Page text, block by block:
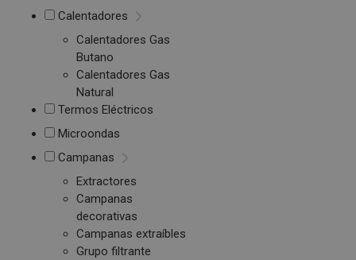
Calentadores
Calentadores Gas
Butano
Calentadores Gas
Natural
Termos Eléctricos
Microondas
Campanas
Extractores
Campanas
decorativas
Campanas extraíbles
Grupo filtrante